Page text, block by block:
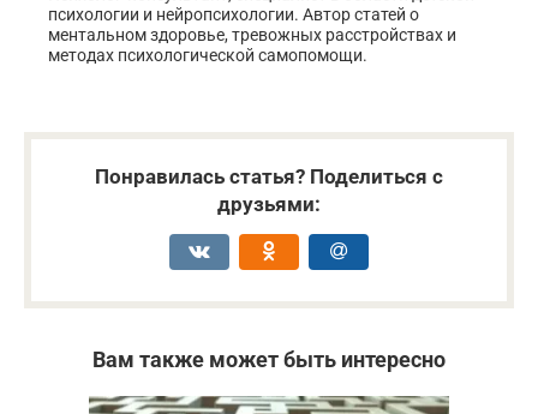
психологии и нейропсихологии. Автор статей о
ментальном здоровье, тревожных расстройствах и
методах психологической самопомощи.
Понравилась статья? Поделиться с
друзьями:
Вам также может быть интересно